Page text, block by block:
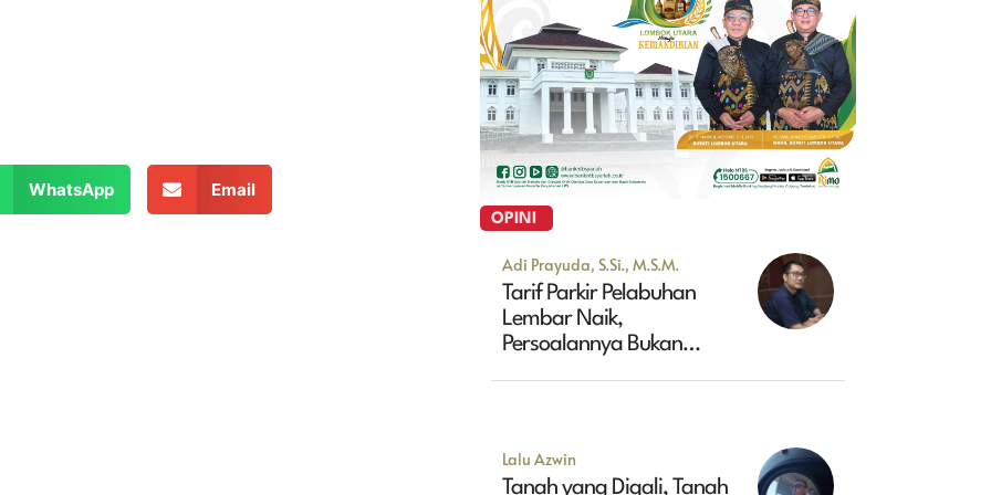
WhatsApp Email
OPINI
Adi Prayuda, S.Si., M.S.M.
Tarif Parkir Pelabuhan
Lembar Naik,
Persoalannya Bukan
Lalu Azwin
Tanah yang Digali, Tanah